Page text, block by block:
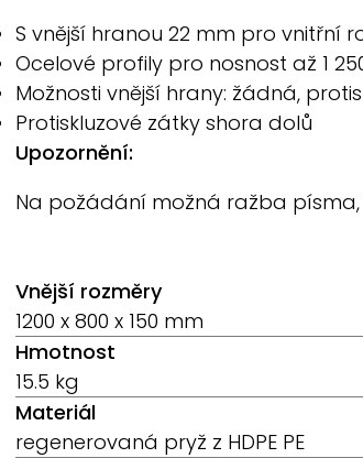
S vnější hranou 22 mm pro vnitřní
Ocelové profily pro nosnost až 1
Možnosti vnější hrany: žádná,
Protiskluzové zátky shora dolů
Upozornění:
Na požádání možná ražba
Vnější rozměry
1200 x 800 x 150 mm
Hmotnost
15.5 kg
Materiál
regenerovaná pryž z HDPE PE